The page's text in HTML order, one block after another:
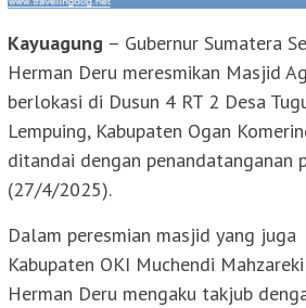
Kayuagung – Gubernur Sumatera
Herman Deru meresmikan Masjid
berlokasi di Dusun 4 RT 2 Desa
Lempuing, Kabupaten Ogan
ditandai dengan penandatanganan
(27/4/2025).
Dalam peresmian masjid yang
Kabupaten OKI Muchendi
Herman Deru mengaku takjub